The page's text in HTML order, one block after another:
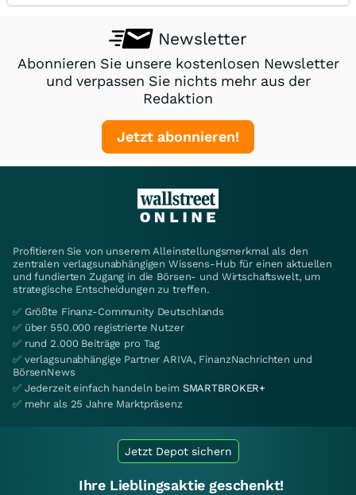
Newsletter
Abonnieren Sie unsere kostenlosen Newsletter
und verpassen Sie nichts mehr aus der
Redaktion
Jetzt abonnieren!
Profitieren Sie von unserem Alleinstellungsmerkmal als den
zentralen verlagsunabhängigen Wissens-Hub für einen aktuellen
und fundierten Zugang in die Börsen- und Wirtschaftswelt, um
strategische Entscheidungen zu treffen.
✅ Größte Finanz-Community Deutschlands
✅ über 550.000 registrierte Nutzer
✅ rund 2.000 Beiträge pro Tag
✅ verlagsunabhängige Partner ARIVA, FinanzNachrichten und
BörsenNews
✅ Jederzeit einfach handeln beim SMARTBROKER+
✅ mehr als 25 Jahre Marktpräsenz
Jetzt Depot sichern
Ihre Lieblingsaktie geschenkt!